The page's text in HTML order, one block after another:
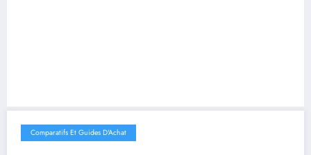
Comparatifs Et Guides D'Achat